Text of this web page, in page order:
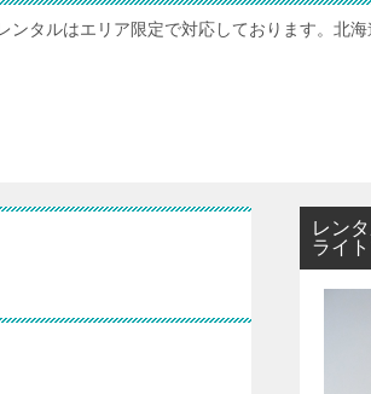
ンタルはエリア限定で対応しております。北海
レン
ライ